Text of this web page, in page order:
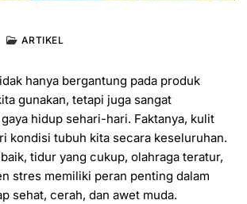
ARTIKEL
hanya bergantung pada produk
gunakan, tetapi juga sangat
hidup sehari-hari. Faktanya, kulit
kondisi tubuh kita secara keseluruhan.
tidur yang cukup, olahraga teratur,
stres memiliki peran penting dalam
sehat, cerah, dan awet muda.